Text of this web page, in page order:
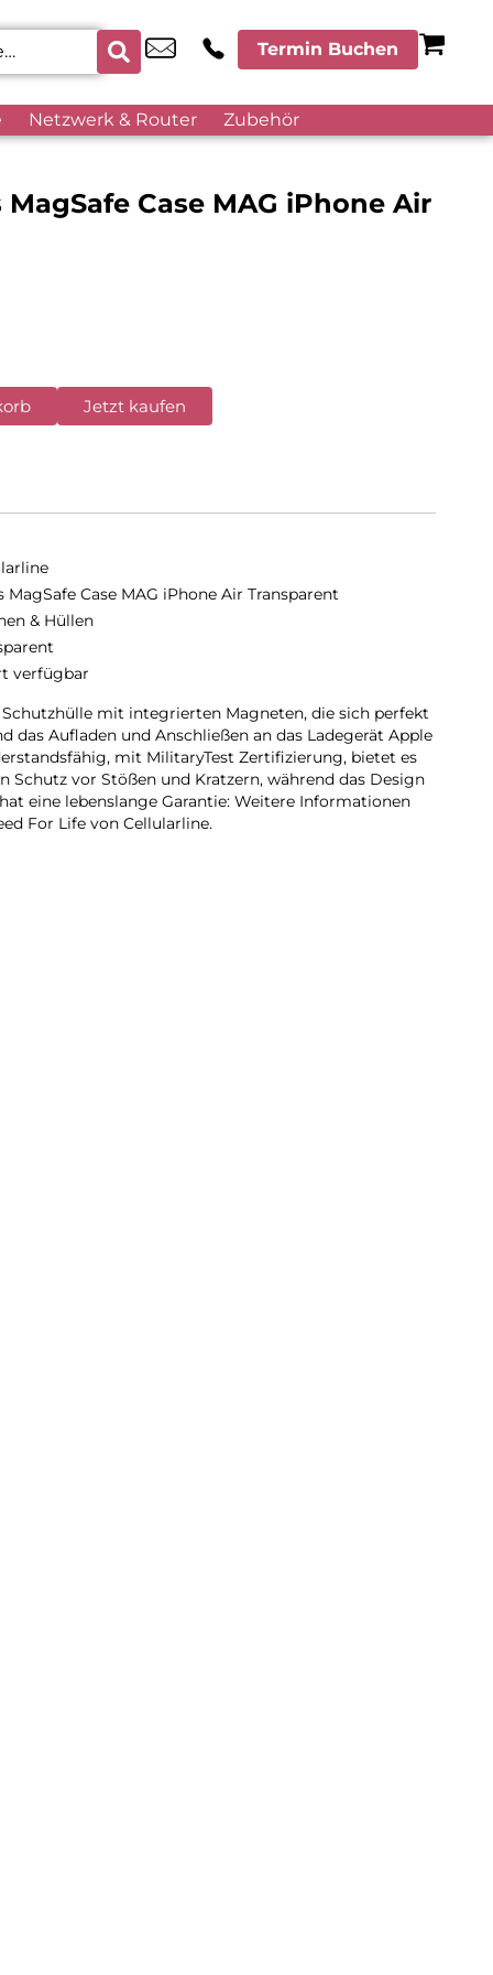
Termin Buchen
Netzwerk & Router Zubehör
Case MAG iPhone Air
Jetzt kaufen
MagSafe Case MAG iPhone Air Transparent
& Hüllen
verfügbar
mit integrierten Magneten, die sich perfekt
das Aufladen und Anschließen an das Ladegerät Apple
mit MilitaryTest Zertifizierung, bietet es
Schutz vor Stößen und Kratzern, während das Design
eine lebenslange Garantie: Weitere Informationen
For Life von Cellularline.